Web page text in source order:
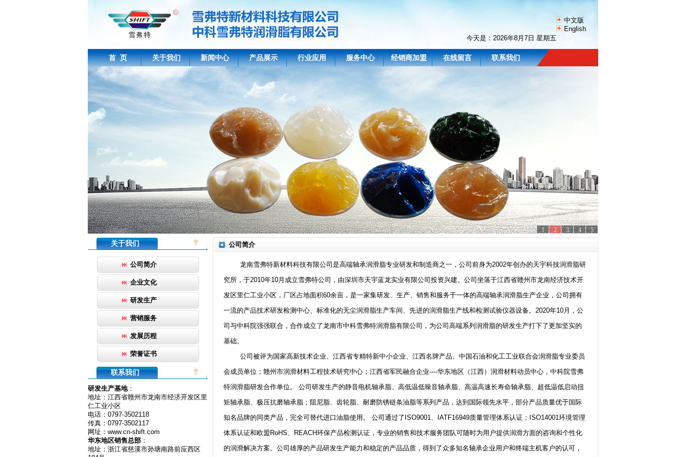
中文版
English
今天是： 2026年8月7日 星期五
首 页 关于我们 新闻中心 产品展示 行业应用 服务中心 经销商加盟 在线留言 联系我们
5
4
3
2
1
关于我们
公司简介
企业文化
研发生产
营销服务
发展历程
荣誉证书
联系我们
研发生产基地：
地址：江西省赣州市龙南市经济开发区里
仁工业小区
电话：0797-3502118
传真：0797-3502117
网址：www.cn-shift.com
华东地区销售总部 ：
地址：浙江省慈溪市孙塘南路前应西区
公司简介
龙南雪弗特新材料科技有限公司是高端轴承润滑脂专业研发和制造商之一，公司前身为2002年创办的天宇科技润滑脂研
究所，于2010年10月成立雪弗特公司，由深圳市天宇蓝龙实业有限公司投资兴建。公司坐落于江西省赣州市龙南经济技术开
发区里仁工业小区，厂区占地面积60余亩，是一家集研发、生产、销售和服务于一体的高端轴承润滑脂生产企业，公司拥有
一流的产品技术研发检测中心、标准化的无尘润滑脂生产车间、先进的润滑脂生产线和检测试验仪器设备。2020年10月，公
司与中科院强强联合，合作成立了龙南市中科雪弗特润滑脂有限公司，为公司高端系列润滑脂的研发生产打下了更加坚实的
基础。
公司被评为国家高新技术企业、江西省专精特新中小企业、江西名牌产品、中国石油和化工工业联合会润滑脂专业委员
会成员单位；赣州市润滑材料工程技术研究中心；江西省军民融合企业----华东地区（江西）润滑材料动员中心，中科院雪弗
特润滑脂研发合作单位。 公司研发生产的静音电机轴承脂、高低温低噪音轴承脂、高温高速长寿命轴承脂、超低温低启动扭
矩轴承脂、极压抗磨轴承脂；阻尼脂、齿轮脂、耐磨防锈链条油脂等系列产品，达到国际领先水平，部分产品质量优于国际
知名品牌的同类产品，完全可替代进口油脂使用。 公司通过了ISO9001、IATF16949质量管理体系认证；ISO14001环境管理
体系认证和欧盟RoHS、REACH环保产品检测认证，专业的销售和技术服务团队可随时为用户提供润滑方面的咨询和个性化
的润滑解决方案。公司雄厚的产品研发生产能力和稳定的产品品质，得到了众多知名轴承企业用户和终端主机客户的认可，